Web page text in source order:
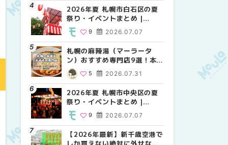
2026年夏 札幌市白石区の夏
祭り・イベントまとめ |
MouLa HOKKAIDO
2026.07.07
9
札幌の麻辣湯（マーラータ
ン）おすすめ専門店9選！本
場の量り売りから最新店まで
徹底比較 | MouLa
HOKKAIDO
2026.07.31
5
2026年夏 札幌市中央区の夏
祭り・イベントまとめ |
MouLa HOKKAIDO
2026.07.07
9
【2026年最新】新千歳空港で
2026年夏 札幌市白石区の夏
祭り・イベントまとめ |
9
2026年夏 札幌市手稲区の夏
祭り・イベントまとめ |
10
2026年夏 札幌市南区の夏祭
り・イベントまとめ |
8
2026年夏 札幌市清田区の夏
2026年夏 札幌市白石区の夏
祭り・イベントまとめ |
9
2026年夏 札幌市手稲区の夏
祭り・イベントまとめ |
10
2026年夏 札幌市清田区の夏
祭り・イベントまとめ |
6
札幌の麻辣湯（マーラータ